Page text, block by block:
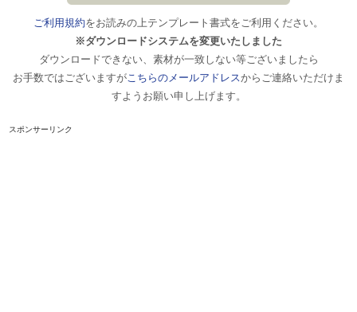
ご利用規約をお読みの上テンプレート書式をご利用ください。
※ダウンロードシステムを変更いたしました
ダウンロードできない、素材が一致しない等ございましたら
お手数ではございますがこちらのメールアドレスからご連絡いただけま
すようお願い申し上げます。
スポンサーリンク